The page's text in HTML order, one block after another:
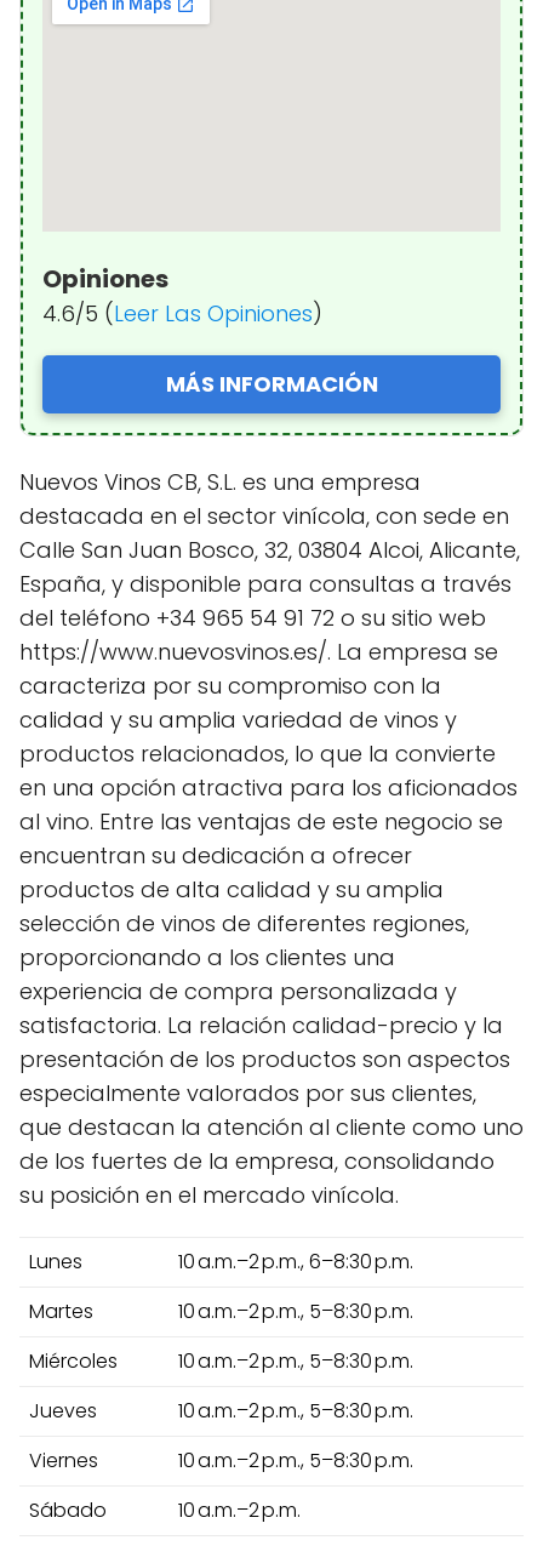
Opiniones
4.6/5 (Leer Las Opiniones)
MÁS INFORMACIÓN
Nuevos Vinos CB, S.L. es una empresa
destacada en el sector vinícola, con sede en
Calle San Juan Bosco, 32, 03804 Alcoi, Alicante,
España, y disponible para consultas a través
del teléfono +34 965 54 91 72 o su sitio web
https://www.nuevosvinos.es/. La empresa se
caracteriza por su compromiso con la
calidad y su amplia variedad de vinos y
productos relacionados, lo que la convierte
en una opción atractiva para los aficionados
al vino. Entre las ventajas de este negocio se
encuentran su dedicación a ofrecer
productos de alta calidad y su amplia
selección de vinos de diferentes regiones,
proporcionando a los clientes una
experiencia de compra personalizada y
satisfactoria. La relación calidad-precio y la
presentación de los productos son aspectos
especialmente valorados por sus clientes,
que destacan la atención al cliente como uno
de los fuertes de la empresa, consolidando
su posición en el mercado vinícola.
Lunes
10 a.m.–2 p.m., 6–8:30 p.m.
Martes
10 a.m.–2 p.m., 5–8:30 p.m.
Miércoles
10 a.m.–2 p.m., 5–8:30 p.m.
Jueves
10 a.m.–2 p.m., 5–8:30 p.m.
Viernes
10 a.m.–2 p.m., 5–8:30 p.m.
Sábado
10 a.m.–2 p.m.